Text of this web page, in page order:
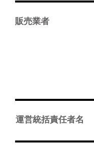
販売業者
運営統括責任者名